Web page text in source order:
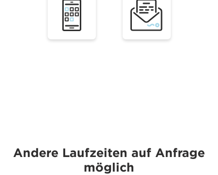
Andere Laufzeiten auf Anfrage
möglich